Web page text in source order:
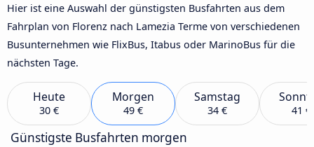
Hier ist eine Auswahl der günstigsten Busfahrten aus dem
Fahrplan von Florenz nach Lamezia Terme von verschiedenen
Busunternehmen wie FlixBus, Itabus oder MarinoBus für die
nächsten Tage.
Heute
30 €
Morgen
49 €
Samstag
34 € 41 €
Günstigste Busfahrten morgen